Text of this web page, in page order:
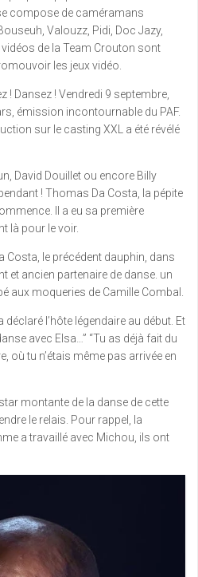
compose de caméramans
Valouzz, Pidi, Doc Jazy,
de la Team Crouton sont
les jeux vidéo.
! Dansez ! Vendredi 9 septembre,
émission incontournable du PAF.
sur le casting XXL a été révélé
David Douillet ou encore Billy
! Thomas Da Costa, la pépite
Il a eu sa première
là pour le voir.
Costa, le précédent dauphin, dans
et ancien partenaire de danse. un
aux moqueries de Camille Combal.
l’hôte légendaire au début. Et
avec Elsa…” “Tu as déjà fait du
où tu n’étais même pas arrivée en
star montante de la danse de cette
le relais. Pour rappel, la
a travaillé avec Michou, ils ont